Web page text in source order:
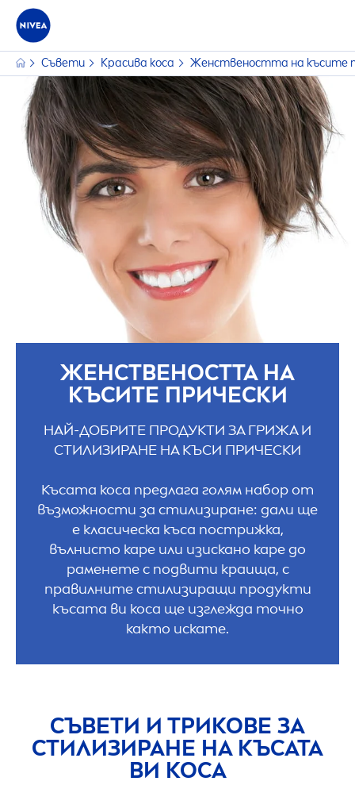
Съвети Красива коса Женствеността на късите
ЖЕНСТВЕНОСТТА НА
КЪСИТЕ ПРИЧЕСКИ
НАЙ-ДОБРИТЕ ПРОДУКТИ ЗА ГРИЖА И
СТИЛИЗИРАНЕ НА КЪСИ ПРИЧЕСКИ
Късата коса предлага голям набор от
възможности за стилизиране: дали ще
е класическа къса пострижка,
вълнисто каре или изискано каре до
раменете с подвити краища, с
правилните стилизиращи продукти
късата ви коса ще изглежда точно
както искате.
СЪВЕТИ И ТРИКОВЕ ЗА
СТИЛИЗИРАНЕ НА КЪСАТА
ВИ КОСА